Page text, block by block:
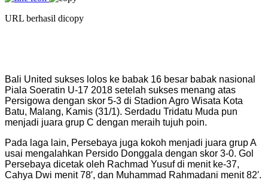
URL berhasil dicopy
Bali United sukses lolos ke babak 16 besar babak nasional
Piala Soeratin U-17 2018 setelah sukses menang atas
Persigowa dengan skor 5-3 di Stadion Agro Wisata Kota
Batu, Malang, Kamis (31/1). Serdadu Tridatu Muda pun
menjadi juara grup C dengan meraih tujuh poin.
Pada laga lain, Persebaya juga kokoh menjadi juara grup A
usai mengalahkan Persido Donggala dengan skor 3-0. Gol
Persebaya dicetak oleh Rachmad Yusuf di menit ke-37,
Cahya Dwi menit 78′, dan Muhammad Rahmadani menit 82′.